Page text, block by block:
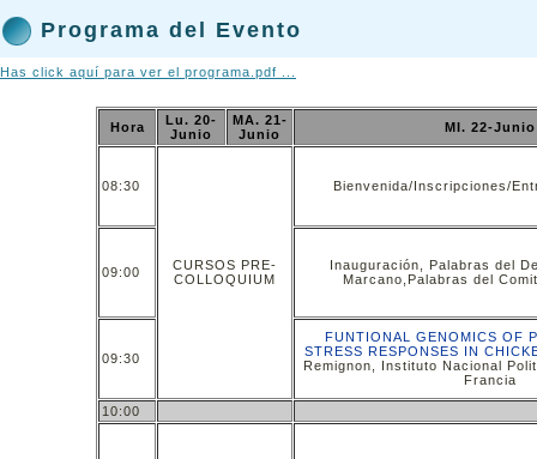
Programa del Evento
Has click aquí para ver el programa.pdf ...
Hora
Lu. 20-
Junio
MA. 21-
Junio
MI. 22-Junio
08:30
CURSOS PRE-
COLLOQUIUM
Bienvenida/Inscripciones/
09:00
Inauguración, Palabras del
Marcano,Palabras del
09:30
FUNTIONAL GENOMICS OF
STRESS RESPONSES IN
Remignon, Instituto Nacional
Francia
10:00